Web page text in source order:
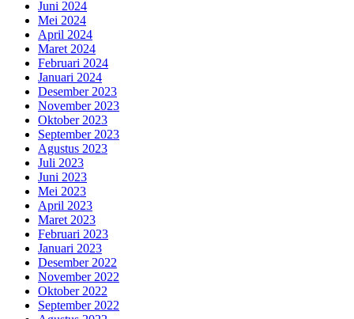
Juni 2024
Mei 2024
April 2024
Maret 2024
Februari 2024
Januari 2024
Desember 2023
November 2023
Oktober 2023
September 2023
Agustus 2023
Juli 2023
Juni 2023
Mei 2023
April 2023
Maret 2023
Februari 2023
Januari 2023
Desember 2022
November 2022
Oktober 2022
September 2022